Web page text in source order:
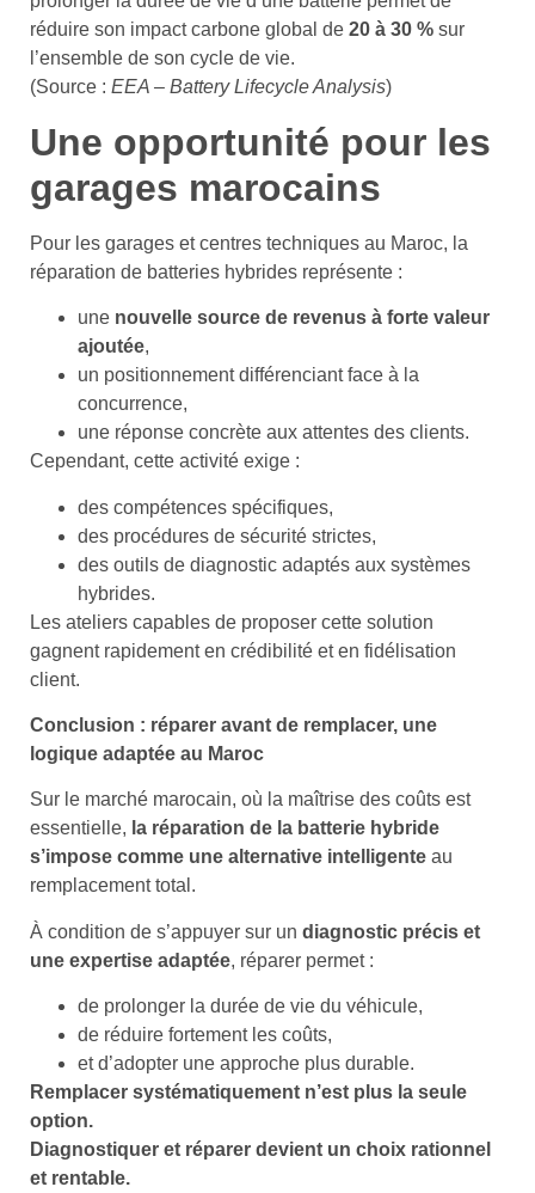
réduire son impact carbone global de 20 à 30 % sur
l’ensemble de son cycle de vie.
(Source : EEA – Battery Lifecycle Analysis)
Une opportunité pour les
garages marocains
Pour les garages et centres techniques au Maroc, la
réparation de batteries hybrides représente :
une nouvelle source de revenus à forte valeur
ajoutée,
un positionnement différenciant face à la
concurrence,
une réponse concrète aux attentes des clients.
Cependant, cette activité exige :
des compétences spécifiques,
des procédures de sécurité strictes,
des outils de diagnostic adaptés aux systèmes
hybrides.
Les ateliers capables de proposer cette solution
gagnent rapidement en crédibilité et en fidélisation
client.
Conclusion : réparer avant de remplacer, une
logique adaptée au Maroc
Sur le marché marocain, où la maîtrise des coûts est
essentielle, la réparation de la batterie hybride
s’impose comme une alternative intelligente au
remplacement total.
À condition de s’appuyer sur un diagnostic précis et
une expertise adaptée, réparer permet :
de prolonger la durée de vie du véhicule,
de réduire fortement les coûts,
et d’adopter une approche plus durable.
Remplacer systématiquement n’est plus la seule
option.
Diagnostiquer et réparer devient un choix rationnel
et rentable.